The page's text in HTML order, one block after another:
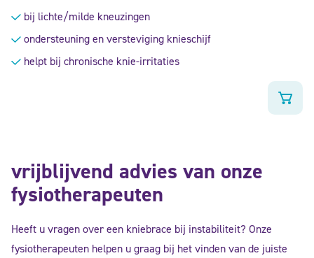
4.67uit
5 bij lichte/milde kneuzingen
ondersteuning en versteviging knieschijf
helpt bij chronische knie-irritaties
vrijblijvend advies van onze
fysiotherapeuten
Heeft u vragen over een kniebrace bij instabiliteit? Onze
fysiotherapeuten helpen u graag bij het vinden van de juiste